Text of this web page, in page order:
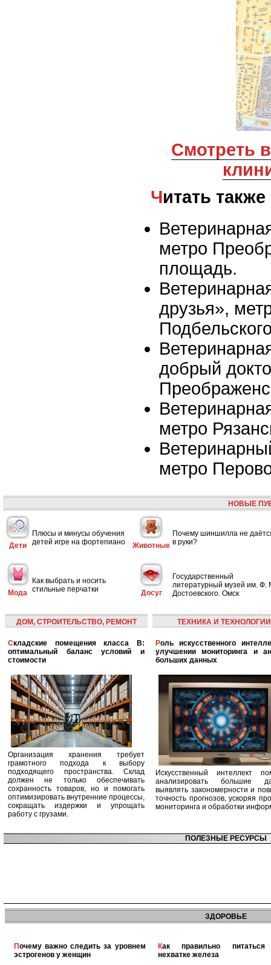
Смотреть все ветеринарные
Читать также
метро
площадь.
друзья»,
добрый
метро
метро
НОВЫЕ
Дети
Плюсы и минусы обучения
детей игре на фортепиано
Животные
Почему шиншилла не
в руки?
Мода
Как выбрать и носить
стильные перчатки
Досуг
Государственный
литературный музей им. Ф.
Достоевского. Омск
ДОМ, СТРОИТЕЛЬСТВО, РЕМОНТ
Складские помещения класса B:
оптимальный баланс условий и
стоимости
Организация хранения требует
грамотного подхода к выбору
подходящего пространства. Склад
должен не только обеспечивать
сохранность товаров, но и помогать
оптимизировать внутренние процессы,
сокращать издержки и упрощать
работу с грузами.
ТЕХНИКА И ТЕХНОЛОГИИ
Роль искусственного интеллекта в
улучшении мониторинга и
больших данных
Искусственный интеллект
анализировать большие
выявлять закономерности и
точность прогнозов, ускоряя
мониторинга и обработки
ПОЛЕЗНЫЕ РЕСУРСЫ
ЗДОРОВЬЕ
Почему важно следить за уровнем
эстрогенов у женщин
Как правильно питаться при
нехватке железа